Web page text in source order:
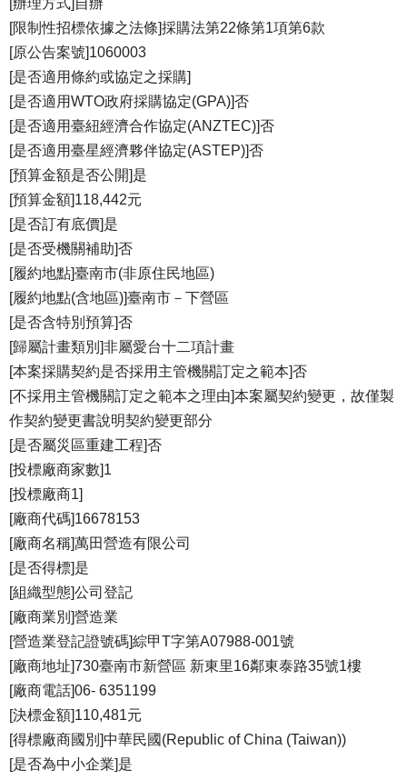
[辦理方式]自辦
[限制性招標依據之法條]採購法第22條第1項第6款
[原公告案號]1060003
[是否適用條約或協定之採購]
[是否適用WTO政府採購協定(GPA)]否
[是否適用臺紐經濟合作協定(ANZTEC)]否
[是否適用臺星經濟夥伴協定(ASTEP)]否
[預算金額是否公開]是
[預算金額]118,442元
[是否訂有底價]是
[是否受機關補助]否
[履約地點]臺南市(非原住民地區)
[履約地點(含地區)]臺南市－下營區
[是否含特別預算]否
[歸屬計畫類別]非屬愛台十二項計畫
[本案採購契約是否採用主管機關訂定之範本]否
[不採用主管機關訂定之範本之理由]本案屬契約變更，故僅製
作契約變更書說明契約變更部分
[是否屬災區重建工程]否
[投標廠商家數]1
[投標廠商1]
[廠商代碼]16678153
[廠商名稱]萬田營造有限公司
[是否得標]是
[組織型態]公司登記
[廠商業別]營造業
[營造業登記證號碼]綜甲T字第A07988-001號
[廠商地址]730臺南市新營區 新東里16鄰東泰路35號1樓
[廠商電話]06- 6351199
[決標金額]110,481元
[得標廠商國別]中華民國(Republic of China (Taiwan))
[是否為中小企業]是